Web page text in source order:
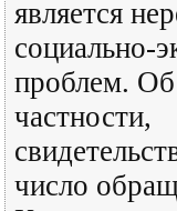
является
социально-
проблем.
частности,
число